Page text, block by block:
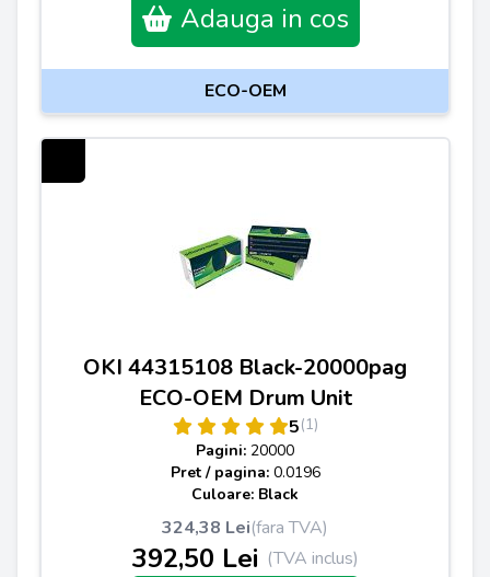
Adauga in cos
ECO-OEM
OKI 44315108 Black-20000pag
ECO-OEM Drum Unit
5(1)
Pagini: 20000
Pret / pagina: 0.0196
Culoare: Black
324,38 Lei(fara TVA)
392,50 Lei (TVA inclus)